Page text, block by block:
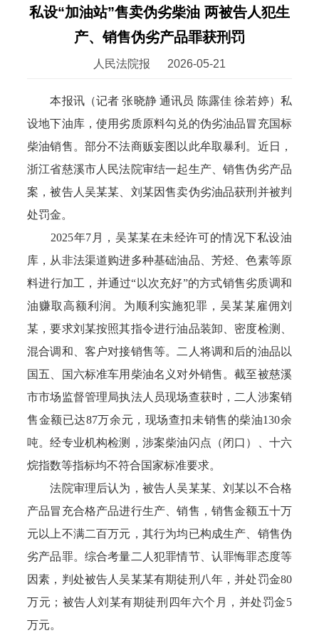
私设“加油站”售卖伪劣柴油 两被告人犯生
产、销售伪劣产品罪获刑罚
人民法院报 2026-05-21
本报讯（记者 张晓静 通讯员 陈露佳 徐若婷）私
设地下油库，使用劣质原料勾兑的伪劣油品冒充国标
柴油销售。部分不法商贩妄图以此牟取暴利。近日，
浙江省慈溪市人民法院审结一起生产、销售伪劣产品
案，被告人吴某某、刘某因售卖伪劣油品获刑并被判
处罚金。
2025年7月，吴某某在未经许可的情况下私设油
库，从非法渠道购进多种基础油品、芳烃、色素等原
料进行加工，并通过“以次充好”的方式销售劣质调和
油赚取高额利润。为顺利实施犯罪，吴某某雇佣刘
某，要求刘某按照其指令进行油品装卸、密度检测、
混合调和、客户对接销售等。二人将调和后的油品以
国五、国六标准车用柴油名义对外销售。截至被慈溪
市市场监督管理局执法人员现场查获时，二人涉案销
售金额已达87万余元，现场查扣未销售的柴油130余
吨。经专业机构检测，涉案柴油闪点（闭口）、十六
烷指数等指标均不符合国家标准要求。
法院审理后认为，被告人吴某某、刘某以不合格
产品冒充合格产品进行生产、销售，销售金额五十万
元以上不满二百万元，其行为均已构成生产、销售伪
劣产品罪。综合考量二人犯罪情节、认罪悔罪态度等
因素，判处被告人吴某某有期徒刑八年，并处罚金80
万元；被告人刘某有期徒刑四年六个月，并处罚金5
万元。